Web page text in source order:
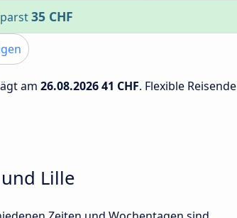
35 CHF
am 26.08.202641 CHF. Flexible Reisende
Lille